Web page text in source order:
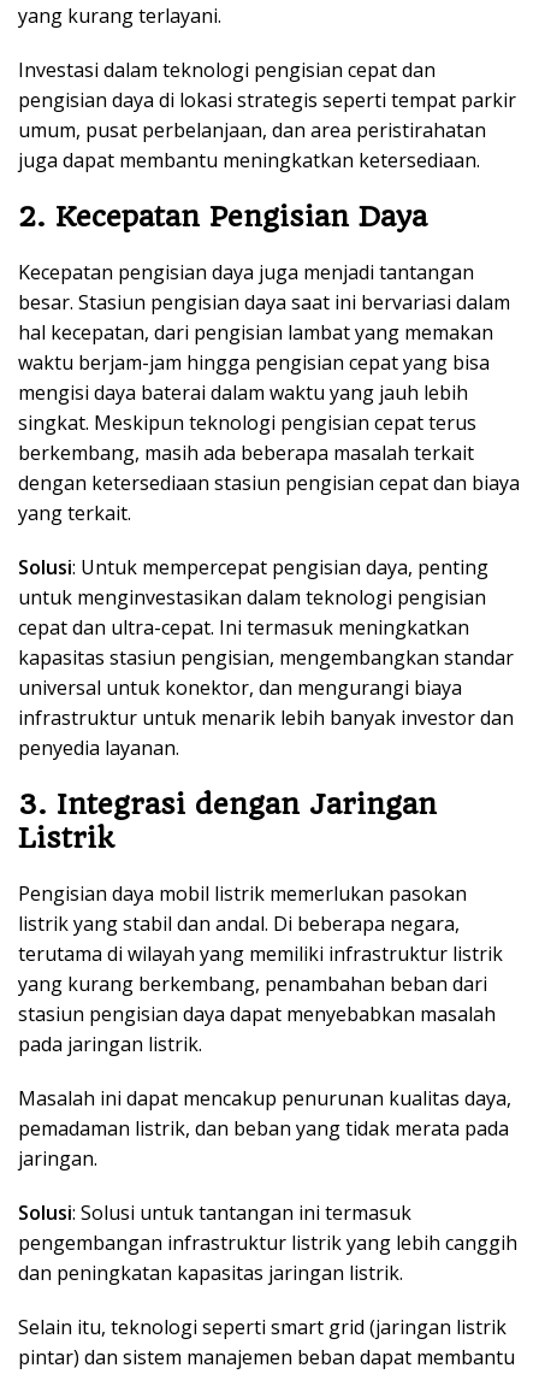
yang kurang terlayani.
Investasi dalam teknologi pengisian cepat dan
pengisian daya di lokasi strategis seperti tempat parkir
umum, pusat perbelanjaan, dan area peristirahatan
juga dapat membantu meningkatkan ketersediaan.
2. Kecepatan Pengisian Daya
Kecepatan pengisian daya juga menjadi tantangan
besar. Stasiun pengisian daya saat ini bervariasi dalam
hal kecepatan, dari pengisian lambat yang memakan
waktu berjam-jam hingga pengisian cepat yang bisa
mengisi daya baterai dalam waktu yang jauh lebih
singkat. Meskipun teknologi pengisian cepat terus
berkembang, masih ada beberapa masalah terkait
dengan ketersediaan stasiun pengisian cepat dan biaya
yang terkait.
Solusi: Untuk mempercepat pengisian daya, penting
untuk menginvestasikan dalam teknologi pengisian
cepat dan ultra-cepat. Ini termasuk meningkatkan
kapasitas stasiun pengisian, mengembangkan standar
universal untuk konektor, dan mengurangi biaya
infrastruktur untuk menarik lebih banyak investor dan
penyedia layanan.
3. Integrasi dengan Jaringan
Listrik
Pengisian daya mobil listrik memerlukan pasokan
listrik yang stabil dan andal. Di beberapa negara,
terutama di wilayah yang memiliki infrastruktur listrik
yang kurang berkembang, penambahan beban dari
stasiun pengisian daya dapat menyebabkan masalah
pada jaringan listrik.
Masalah ini dapat mencakup penurunan kualitas daya,
pemadaman listrik, dan beban yang tidak merata pada
jaringan.
Solusi: Solusi untuk tantangan ini termasuk
pengembangan infrastruktur listrik yang lebih canggih
dan peningkatan kapasitas jaringan listrik.
Selain itu, teknologi seperti smart grid (jaringan listrik
pintar) dan sistem manajemen beban dapat membantu